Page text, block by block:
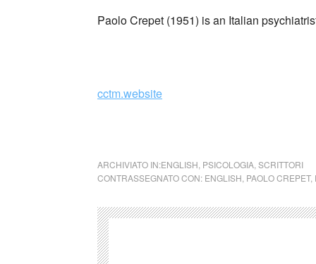
Paolo Crepet (1951) is an Italian
cctm.website
ARCHIVIATO IN:ENGLISH PSICOLOGIA SCRITTORI
CONTRASSEGNATO CON: ENGLISH PAOLO CREPET,